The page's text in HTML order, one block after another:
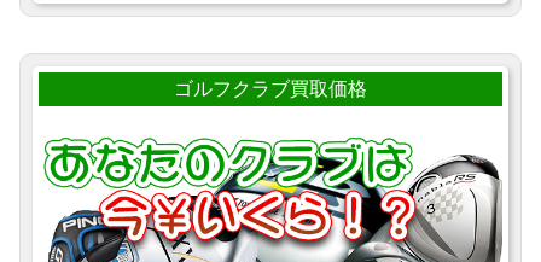
ゴルフクラブ買取価格